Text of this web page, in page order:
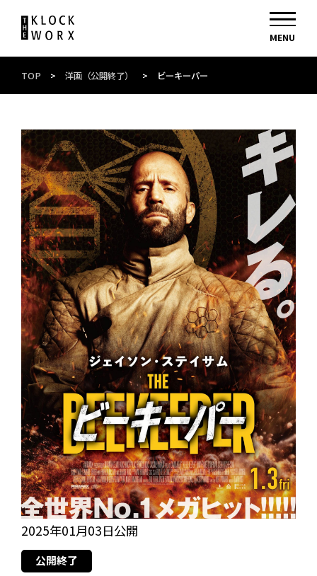
TOP > 洋画（公開終了） > ビーキーパー
2025年01月03日公開
公開終了